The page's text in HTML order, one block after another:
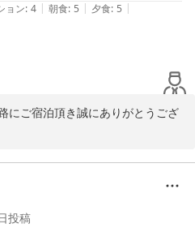
ョン: 4 | 朝食: 5 | 夕食: 5 |
にご宿泊頂き誠にありがとうござ
デザインの建物で他とは違った雰
きごゆっくりとお寛ぎいただけれ
投稿